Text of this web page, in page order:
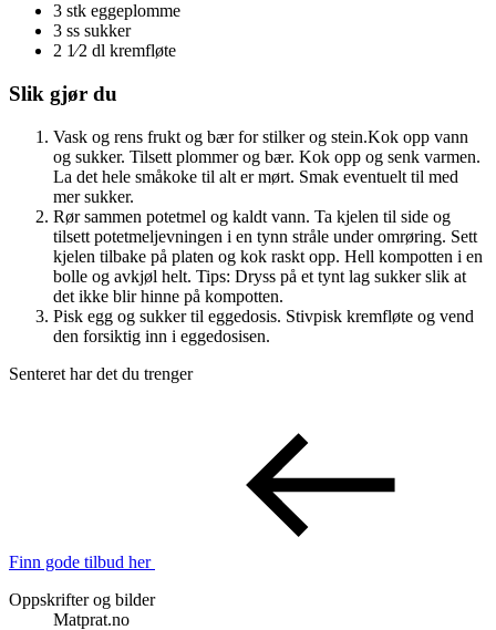
3 stk eggeplomme
3 ss sukker
2 1⁄2 dl kremfløte
Slik gjør du
Vask og rens frukt og bær for stilker og stein.Kok opp vann
og sukker. Tilsett plommer og bær. Kok opp og senk varmen.
La det hele småkoke til alt er mørt. Smak eventuelt til med
mer sukker.
Rør sammen potetmel og kaldt vann. Ta kjelen til side og
tilsett potetmeljevningen i en tynn stråle under omrøring. Sett
kjelen tilbake på platen og kok raskt opp. Hell kompotten i en
bolle og avkjøl helt. Tips: Dryss på et tynt lag sukker slik at
det ikke blir hinne på kompotten.
Pisk egg og sukker til eggedosis. Stivpisk kremfløte og vend
den forsiktig inn i eggedosisen.
Senteret har det du trenger
Finn gode tilbud her
Oppskrifter og bilder
Matprat.no